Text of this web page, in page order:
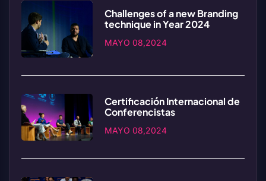
Challenges of a new Branding
technique in Year 2024
MAYO 08,2024
Certificación Internacional de
Conferencistas
MAYO 08,2024